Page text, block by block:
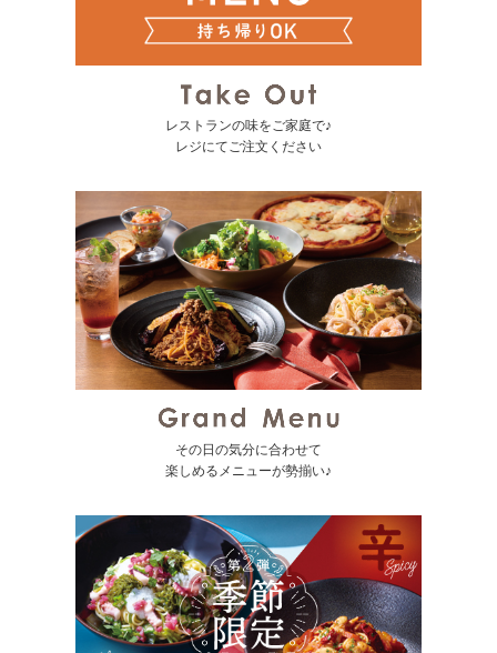
レストランの味をご家庭で♪
レジにてご注文ください
その日の気分に合わせて
楽しめるメニューが勢揃い♪